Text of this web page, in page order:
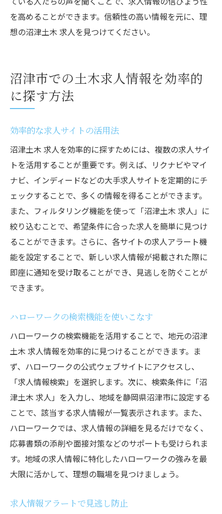
を高めることができます。信頼性の高い情報を元に、理
想の沼津土木 求人を見つけてください。
沼津市での土木求人情報を効率的
に探す方法
効率的な求人サイトの活用法
沼津土木 求人を効率的に探すためには、複数の求人サイ
トを活用することが重要です。例えば、リクナビやマイ
ナビ、インディードなどの大手求人サイトを定期的にチ
ェックすることで、多くの情報を得ることができます。
また、フィルタリング機能を使って「沼津土木 求人」に
絞り込むことで、希望条件に合った求人を簡単に見つけ
ることができます。さらに、各サイトの求人アラート機
能を設定することで、新しい求人情報が掲載された際に
即座に通知を受け取ることができ、見逃しを防ぐことが
できます。
ハローワークの検索機能を使いこなす
ハローワークの検索機能を活用することで、地元の沼津
土木 求人情報を効率的に見つけることができます。ま
ず、ハローワークの公式ウェブサイトにアクセスし、
「求人情報検索」を選択します。次に、検索条件に「沼
津土木 求人」を入力し、地域を静岡県沼津市に設定する
ことで、該当する求人情報が一覧表示されます。また、
ハローワークでは、求人情報の詳細を見るだけでなく、
応募書類の添削や面接対策などのサポートも受けられま
す。地域の求人情報に特化したハローワークの強みを最
大限に活かして、理想の職場を見つけましょう。
求人情報アラートで見逃し防止